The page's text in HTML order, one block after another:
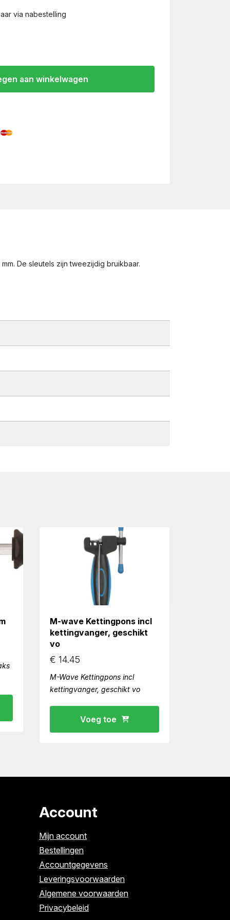
via nabestelling
aan winkelwagen
De sleutels zijn tweezijdig bruikbaar.
M-wave Kettingpons incl
kettingvanger, geschikt
vo
€ 14.45
M-Wave Kettingpons incl
kettingvanger, geschikt vo
Voeg toe
Account
Mijn account
Bestellingen
Accountgegevens
Leveringsvoorwaarden
Algemene voorwaarden
Privacybeleid